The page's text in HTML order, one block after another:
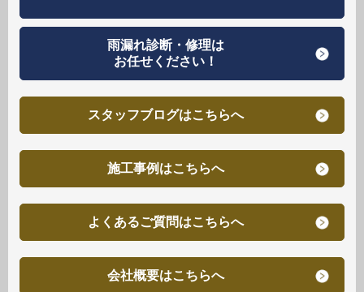
雨漏れ診断・修理は
お任せください！
スタッフブログはこちらへ
施工事例はこちらへ
よくあるご質問はこちらへ
会社概要はこちらへ